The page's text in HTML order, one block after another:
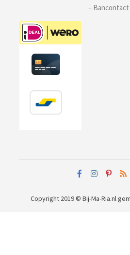
– Bancontact
Copyright 2019 © Bij-Ma-Ria.nl